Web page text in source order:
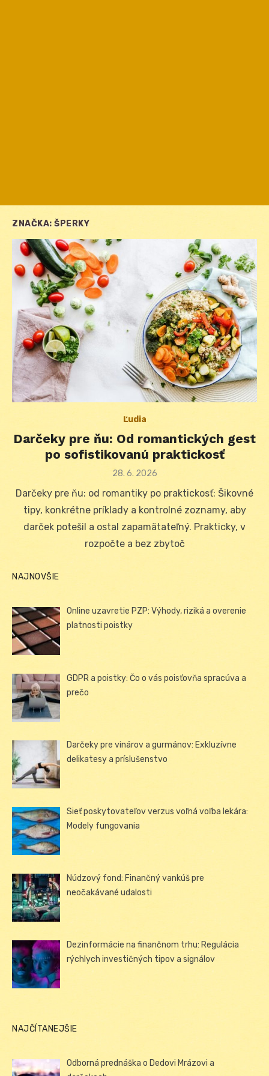
ZNAČKA: ŠPERKY
Ľudia
Darčeky pre ňu: Od romantických gest
po sofistikovanú praktickosť
Posted
28. 6. 2026
Darčeky pre ňu: od romantiky po praktickosť: Šikovné
tipy, konkrétne príklady a kontrolné zoznamy, aby
darček potešil a ostal zapamätateľný. Prakticky, v
rozpočte a bez zbytoč
NAJNOVŠIE
Online uzavretie PZP: Výhody, riziká a overenie
platnosti poistky
GDPR a poistky: Čo o vás poisťovňa spracúva a
prečo
Darčeky pre vinárov a gurmánov: Exkluzívne
delikatesy a príslušenstvo
Sieť poskytovateľov verzus voľná voľba lekára:
Modely fungovania
Núdzový fond: Finančný vankúš pre
neočakávané udalosti
Dezinformácie na finančnom trhu: Regulácia
rýchlych investičných tipov a signálov
NAJČÍTANEJŠIE
Odborná prednáška o Dedovi Mrázovi a